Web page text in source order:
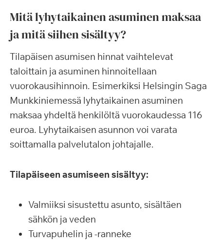
Mitä lyhytaikainen asuminen maksaa
ja mitä siihen sisältyy?
Tilapäisen asumisen hinnat vaihtelevat
taloittain ja asuminen hinnoitellaan
vuorokausihinnoin. Esimerkiksi Helsingin Saga
Munkkiniemessä lyhytaikainen asuminen
maksaa yhdeltä henkilöltä vuorokaudessa 116
euroa. Lyhytaikaisen asunnon voi varata
soittamalla palvelutalon johtajalle.
Tilapäiseen asumiseen sisältyy:
Valmiiksi sisustettu asunto, sisältäen
sähkön ja veden
Turvapuhelin ja -ranneke